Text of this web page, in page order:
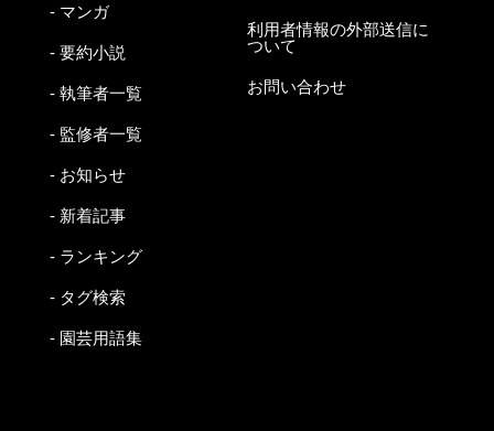
- マンガ
- 要約小説
- 執筆者一覧
- 監修者一覧
- お知らせ
- 新着記事
- ランキング
- タグ検索
- 園芸用語集
利用者情報の外部送信に
ついて
お問い合わせ